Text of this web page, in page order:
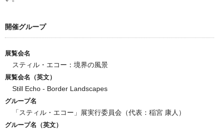
開催グループ
展覧会名
スティル・エコー：境界の風景
展覧会名（英文）
Still Echo - Border Landscapes
グループ名
「スティル・エコー」展実行委員会（代表：稲宮 康人）
グループ名（英文）